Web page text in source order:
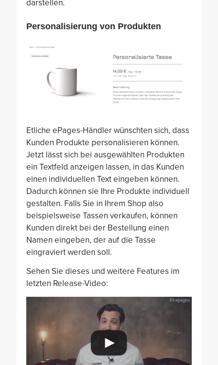
darstellen.
Personalisierung von Produkten
Etliche ePages-Händler wünschten sich, dass
Kunden Produkte personalisieren können.
Jetzt lässt sich bei ausgewählten Produkten
ein Textfeld anzeigen lassen, in das Kunden
einen individuellen Text eingeben können.
Dadurch können sie Ihre Produkte individuell
gestalten. Falls Sie in Ihrem Shop also
beispielsweise Tassen verkaufen, können
Kunden direkt bei der Bestellung einen
Namen eingeben, der auf die Tasse
eingraviert werden soll.
Sehen Sie dieses und weitere Features im
letzten Release-Video: